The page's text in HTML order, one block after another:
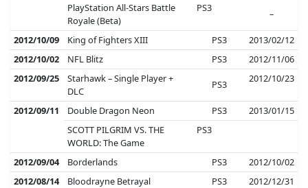
PlayStation All-Stars Battle
Royale (Beta)
PS3 –
2012/10/09 King of Fighters XIII PS3
2013/02/12
2012/10/02
NFL Blitz PS3
2012/11/06
2012/09/25
Starhawk – Single Player +
DLC
PS3 2012/10/23
2012/09/11 Double Dragon Neon PS3
2013/01/15
SCOTT PILGRIM VS. THE
WORLD: The Game
PS3
2012/09/04 Borderlands PS3
2012/10/02
2012/08/14
Bloodrayne Betrayal PS3
2012/12/31